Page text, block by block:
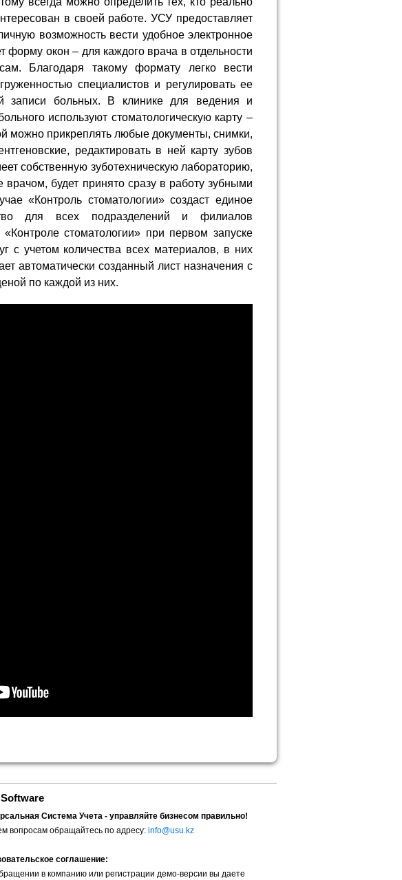
в своей работе. УСУ предоставляет
возможность вести удобное электронное
форму окон – для каждого врача в отдельности
Благодаря такому формату легко вести
специалистов и регулировать ее
записи больных. В клинике для ведения и
используют стоматологическую карту –
можно прикреплять любые документы, снимки,
редактировать в ней карту зубов
собственную зуботехническую лабораторию,
врачом, будет принято сразу в работу зубными
«Контроль стоматологии» создаст единое
для всех подразделений и филиалов
«Контроле стоматологии» при первом запуске
с учетом количества всех материалов, в них
автоматически созданный лист назначения с
по каждой из них.
Система Учета - управляйте бизнесом правильно!
вопросам обращайтесь по адресу: info@usu.kz
соглашение:
в компанию или регистрации демо-версии вы даете